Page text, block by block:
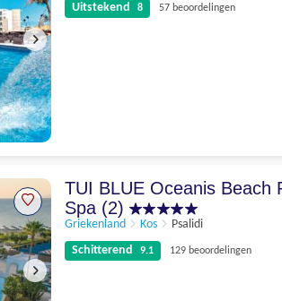
Uitstekend
8 57 beoordelingen
TUI BLUE Oceanis Beach
Spa (2)
Griekenland Kos
Psalidi
Schitterend
9.1 129 beoordelingen